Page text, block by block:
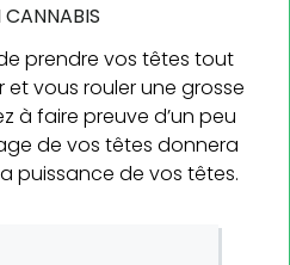
prendre vos têtes tout
et vous rouler une grosse
à faire preuve d’un peu
de vos têtes donnera
puissance de vos têtes.